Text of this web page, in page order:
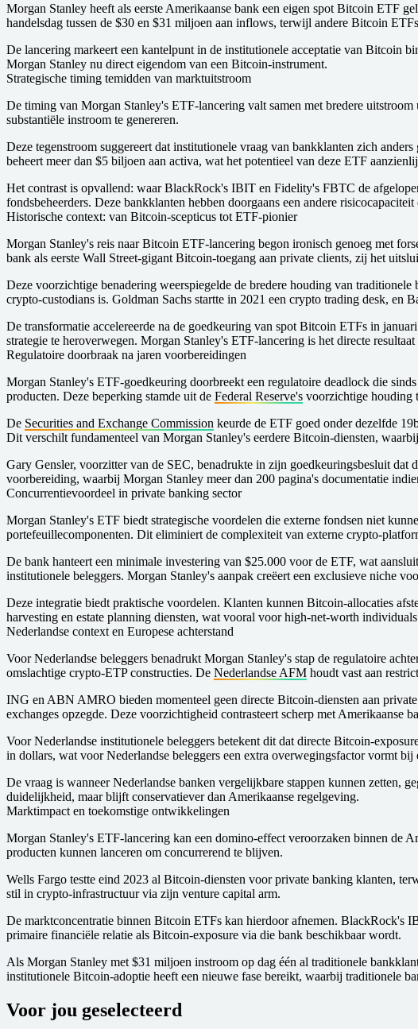
Morgan Stanley heeft als eerste Amerikaanse bank een eigen spot Bitcoin ETF
handelsdag tussen de $30 en $31 miljoen aan inflows, terwijl andere Bitcoin
De lancering markeert een kantelpunt in de institutionele acceptatie van Bitcoin
Morgan Stanley nu direct eigendom van een Bitcoin-instrument.
Strategische timing temidden van marktuitstroom
De timing van Morgan Stanley's ETF-lancering valt samen met bredere
substantiële instroom te genereren.
Deze tegenstroom suggereert dat institutionele vraag van bankklanten zich
beheert meer dan $5 biljoen aan activa, wat het potentieel van deze ETF
Het contrast is opvallend: waar BlackRock's IBIT en Fidelity's FBTC de
fondsbeheerders. Deze bankklanten hebben doorgaans een andere
Historische context: van Bitcoin-scepticus tot ETF-pionier
Morgan Stanley's reis naar Bitcoin ETF-lancering begon ironisch genoeg met
bank als eerste Wall Street-gigant Bitcoin-toegang aan private clients, zij het
Deze voorzichtige benadering weerspiegelde de bredere houding van
crypto-custodians is. Goldman Sachs startte in 2021 een crypto trading desk, en
De transformatie accelereerde na de goedkeuring van spot Bitcoin ETFs in
strategie te heroverwegen. Morgan Stanley's ETF-lancering is het directe
Regulatoire doorbraak na jaren voorbereidingen
Morgan Stanley's ETF-goedkeuring doorbreekt een regulatoire deadlock die
producten. Deze beperking stamde uit de Federal Reserve's voorzichtige houding
De Securities and Exchange Commission keurde de ETF goed onder dezelfde
Dit verschilt fundamenteel van Morgan Stanley's eerdere Bitcoin-diensten,
Gary Gensler, voorzitter van de SEC, benadrukte in zijn goedkeuringsbesluit
voorbereiding, waarbij Morgan Stanley meer dan 200 pagina's documentatie
Concurrentievoordeel in private banking sector
Morgan Stanley's ETF biedt strategische voordelen die externe fondsen niet
portefeuillecomponenten. Dit eliminiert de complexiteit van externe crypto-
De bank hanteert een minimale investering van $25.000 voor de ETF, wat
institutionele beleggers. Morgan Stanley's aanpak creëert een exclusieve niche
Deze integratie biedt praktische voordelen. Klanten kunnen Bitcoin-allocaties
harvesting en estate planning diensten, wat vooral voor high-net-worth
Nederlandse context en Europese achterstand
Voor Nederlandse beleggers benadrukt Morgan Stanley's stap de regulatoire
omslachtige crypto-ETP constructies. De Nederlandse AFM houdt vast aan
ING en ABN AMRO bieden momenteel geen directe Bitcoin-diensten aan
exchanges opzegde. Deze voorzichtigheid contrasteert scherp met Amerikaanse
Voor Nederlandse institutionele beleggers betekent dit dat directe Bitcoin-
in dollars, wat voor Nederlandse beleggers een extra overwegingsfactor vormt
De vraag is wanneer Nederlandse banken vergelijkbare stappen kunnen zetten,
duidelijkheid, maar blijft conservatiever dan Amerikaanse regelgeving.
Marktimpact en toekomstige ontwikkelingen
Morgan Stanley's ETF-lancering kan een domino-effect veroorzaken binnen de
producten kunnen lanceren om concurrerend te blijven.
Wells Fargo testte eind 2023 al Bitcoin-diensten voor private banking klanten,
stil in crypto-infrastructuur via zijn venture capital arm.
De marktconcentratie binnen Bitcoin ETFs kan hierdoor afnemen. BlackRock's
primaire financiële relatie als Bitcoin-exposure via die bank beschikbaar wordt.
Als Morgan Stanley met $31 miljoen instroom op dag één al traditionele
institutionele Bitcoin-adoptie heeft een nieuwe fase bereikt, waarbij traditionele
Voor jou geselecteerd